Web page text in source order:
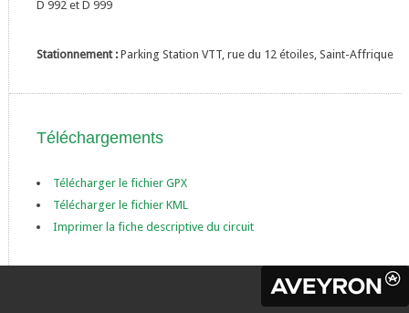
D 992 et D 999
Stationnement : Parking Station VTT, rue du 12 étoiles, Saint-Affrique
Téléchargements
Télécharger le fichier GPX
Télécharger le fichier KML
Imprimer la fiche descriptive du circuit